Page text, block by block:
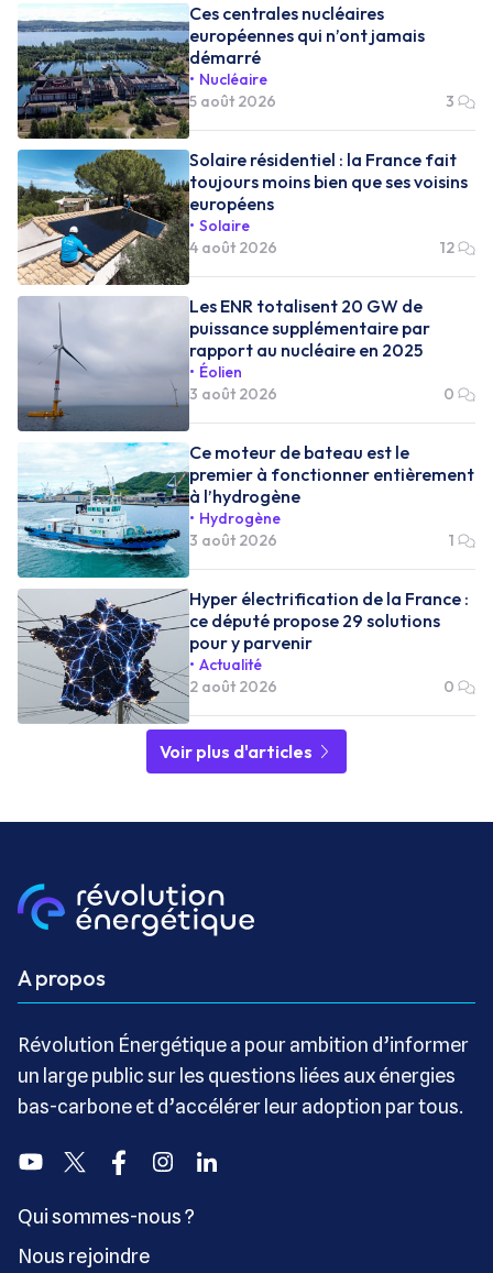
Ces centrales nucléaires
européennes qui n’ont jamais
démarré
Nucléaire
5 août 2026
3
Solaire résidentiel : la France fait
toujours moins bien que ses voisins
européens
Solaire
4 août 2026
12
Les ENR totalisent 20 GW de
puissance supplémentaire par
rapport au nucléaire en 2025
Éolien
3 août 2026
0
Ce moteur de bateau est le
premier à fonctionner entièrement
à l’hydrogène
Hydrogène
3 août 2026
1
Hyper électrification de la France :
ce député propose 29 solutions
pour y parvenir
Actualité
2 août 2026
0
Voir plus d'articles
A propos
Révolution Énergétique a pour ambition d’informer
un large public sur les questions liées aux énergies
bas-carbone et d’accélérer leur adoption par tous.
YoutubeTwitter FacebookInstagramLinkedin
Qui sommes-nous ?
Nous rejoindre